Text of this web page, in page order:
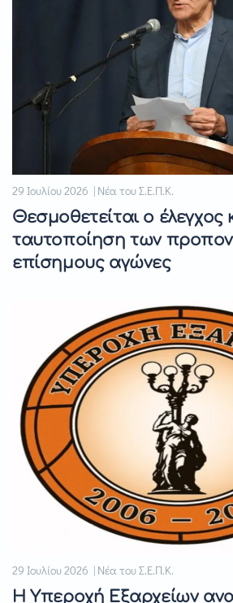
29 Ιουλίου 2026 | Νέα του Σ.Ε.Π.Κ.
Θεσμοθετείται ο έλεγχος
ταυτοποίηση των
επίσημους αγώνες
29 Ιουλίου 2026 | Νέα του Σ.Ε.Π.Κ.
Η Υπεροχή Εξαρχείων